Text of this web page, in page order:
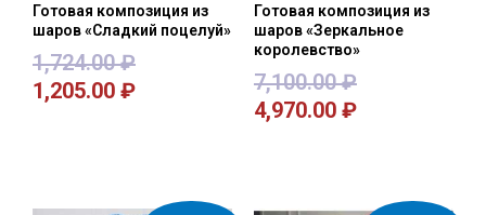
Готовая композиция из
шаров «Сладкий поцелуй»
1,724.00₽
1,205.00 ₽
Готовая композиция из
шаров «Зеркальное
королевство»
7,100.00₽
4,970.00 ₽